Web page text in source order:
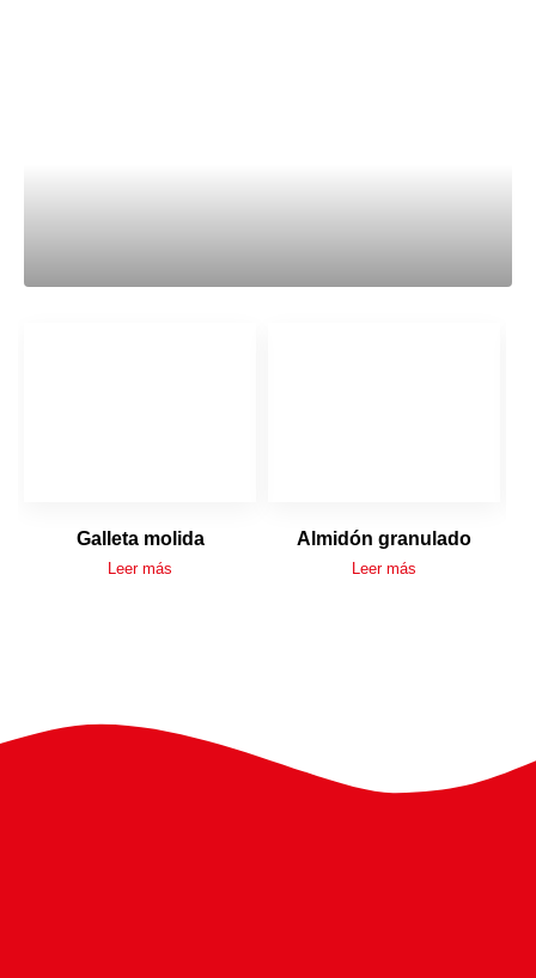
Galleta molida
Leer más
Almidón granulado
Leer más